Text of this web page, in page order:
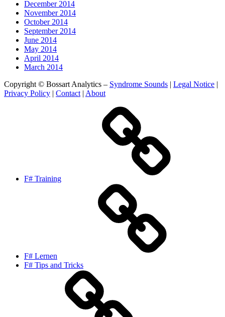
December 2014
November 2014
October 2014
September 2014
June 2014
May 2014
April 2014
March 2014
Copyright © Bossart Analytics – Syndrome Sounds | Legal Notice |
Privacy Policy | Contact | About
F# Training
F# Lernen
F# Tips and Tricks